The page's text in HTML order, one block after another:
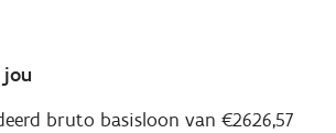
bruto basisloon van €2626,57